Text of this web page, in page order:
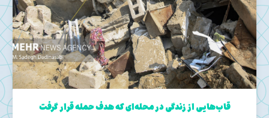
قاب‌هایی از زندگی در محله‌ای که هدف حمله قرار گرفت